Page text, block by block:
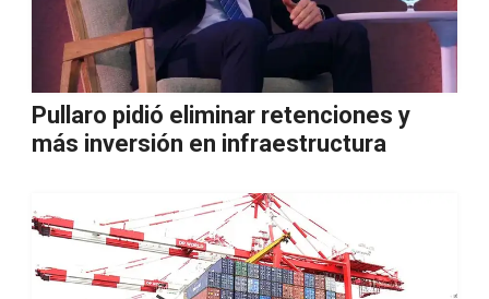
Pullaro pidió eliminar retenciones y
más inversión en infraestructura